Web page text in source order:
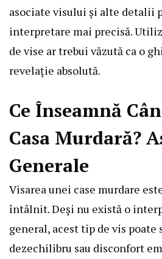
asociate visului și alte detalii
interpretare mai precisă.
de vise ar trebui văzută ca o
revelație absolută.
Ce Înseamnă
Casa Murdară?
Generale
Visarea unei case murdare
întâlnit. Deși nu există o
general, acest tip de vis poate
dezechilibru sau disconfort